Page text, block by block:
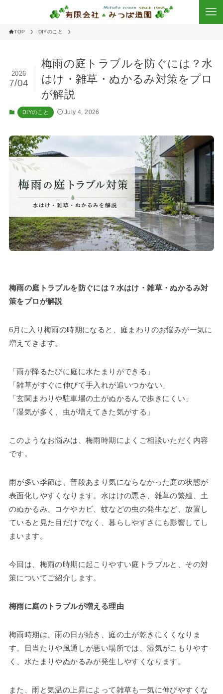
TOP DIYのこと
梅雨の庭トラブルを防ぐには？水
はけ・雑草・ぬかるみ対策をプロ
が解説
2026
7/04
DIYのこと July 4, 2026
梅雨の庭トラブルを防ぐには？水はけ・雑草・ぬかるみ対
策をプロが解説
6月に入り梅雨の時期になると、庭まわりのお悩みが一気に
増えてきます。
「雨が降るたびに庭に水たまりができる」
「雑草がすぐに伸びて手入れが追いつかない」
「玄関まわりや駐車場の土がぬかるんで歩きにくい」
「湿気が多く、虫が増えてきた気がする」
このようなお悩みは、梅雨時期によくご相談いただく内容
です。
雨が多い季節は、普段あまり気にならなかった庭の状態が
表面化しやすくなります。水はけの悪さ、雑草の繁殖、土
のぬかるみ、コケやカビ、蚊などの虫の発生など、放置し
ていると見た目だけでなく、暮らしやすさにも影響してし
まいます。
今回は、梅雨の時期に起こりやすい庭トラブルと、その対
策についてご紹介します。
梅雨に庭のトラブルが増える理由
梅雨時期は、雨の日が続き、庭の土が乾きにくくなりま
す。日当たりや風通しが悪い場所では、湿気がこもりやす
く、水たまりやぬかるみが発生しやすくなります。
また、雨と気温の上昇によって雑草も一気に伸びやすくな